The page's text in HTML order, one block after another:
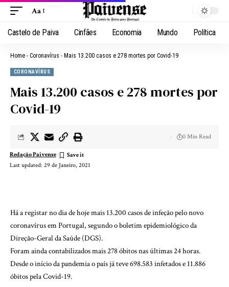
Aa
Castelo de Paiva Cinfães Economia Mundo Política
Home - Coronavírus - Mais 13.200 casos e 278 mortes por Covid-19
CORONAVÍRUS
Mais 13.200 casos e 278 mortes por
Covid-19
Last updated: 29 de Janeiro, 2021
Redação Paivense
0 Min Read
Há a registar no dia de hoje mais 13.200 casos de infeção pelo novo
coronavírus em Portugal, segundo o boletim epidemiológico da
Direção-Geral da Saúde (DGS).
Foram ainda contabilizados mais 278 óbitos nas últimas 24 horas.
Desde o início da pandemia o país já teve 698.583 infetados e 11.886
óbitos pela Covid-19.